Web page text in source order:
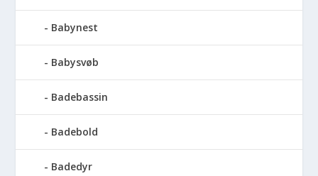
Babynest
Babysvøb
Badebassin
Badebold
Badedyr